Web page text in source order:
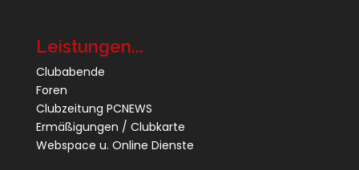
Leistungen...
Clubabende
Foren
Clubzeitung PCNEWS
Ermäßigungen / Clubkarte
Webspace u. Online Dienste